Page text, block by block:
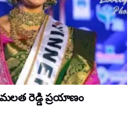
రెడ్డి ప్రయాణం